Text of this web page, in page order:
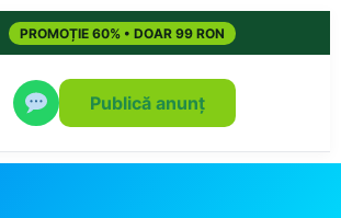
PROMOȚIE 60% • DOAR 99 RON
Publică anunț